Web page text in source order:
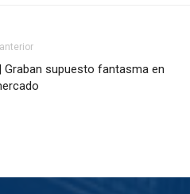
Graban supuesto fantasma en